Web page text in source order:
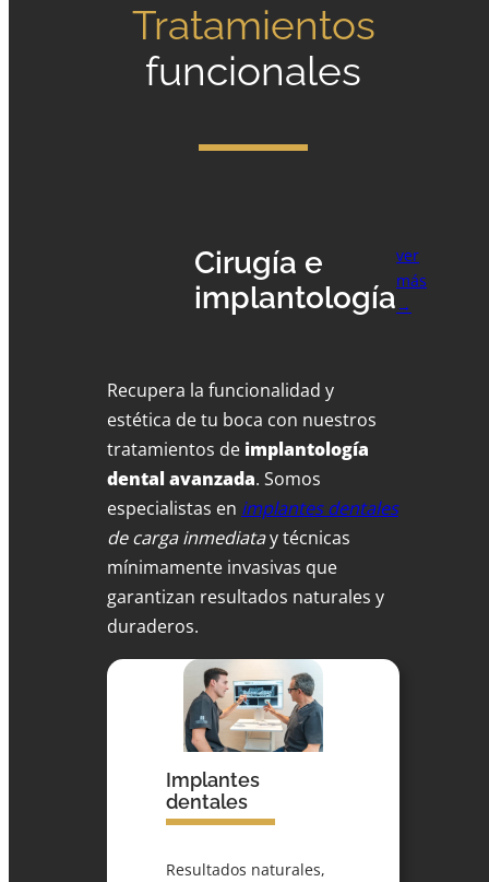
Tratamientos
funcionales
Cirugía e
implantología
ver
más
→
Recupera la funcionalidad y
estética de tu boca con nuestros
tratamientos de implantología
dental avanzada. Somos
especialistas en implantes dentales
de carga inmediatay técnicas
mínimamente invasivas que
garantizan resultados naturales y
duraderos.
Implantes
dentales
Resultados naturales,